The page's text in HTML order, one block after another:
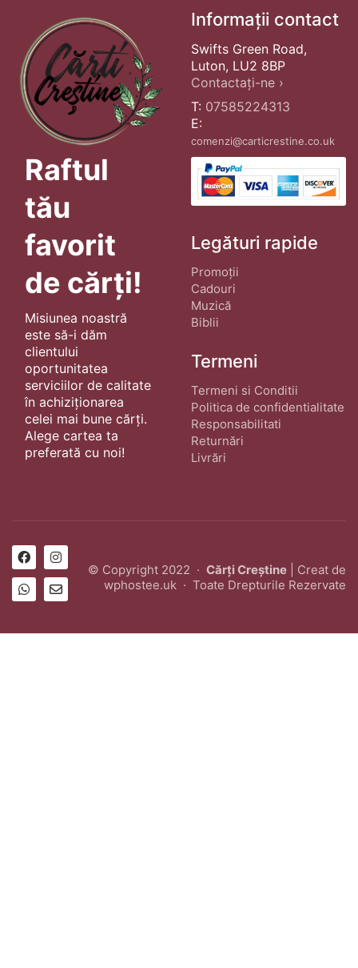
Raftul
tău
favorit
de cărți!
Misiunea noastră
este să-i dăm
clientului
oportunitatea
serviciilor de calitate
în achiziționarea
celei mai bune cărți.
Alege cartea ta
preferată cu noi!
Informații contact
Swifts Green Road,
Luton, LU2 8BP
Contactați-ne ›
T: 07585224313
E:
comenzi@carticrestine.co.uk
Legături rapide
Promoții
Cadouri
Muzică
Biblii
Termeni
Termeni si Conditii
Politica de confidentialitate
Responsabilitati
Returnări
Livrări
© Copyright 2022 · Cărți Creștine | Creat de
wphostee.uk · Toate Drepturile Rezervate